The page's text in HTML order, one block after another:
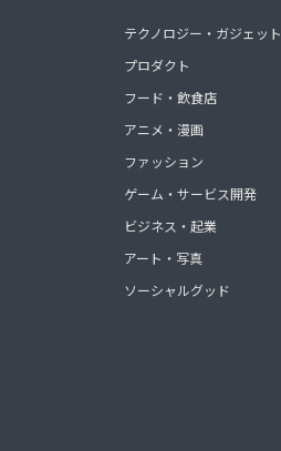
テクノロジー・ガジェット
プロダクト
フード・飲食店
アニメ・漫画
ファッション
ゲーム・サービス開発
ビジネス・起業
アート・写真
ソーシャルグッド